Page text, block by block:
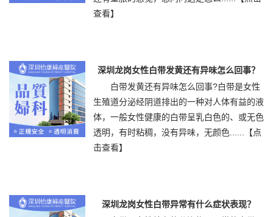
查看】
深圳龙岗女性白带发黄还有异味怎么回事？
白带发黄还有异味怎么回事?白带是女性
生殖道分泌经阴道排出的一种对人体有益的液
体，一般女性健康的白带呈乳白色的、或无色
透明，有时粘稠，没有异味，无颜色......
【点
击查看】
深圳龙岗女性白带异常有什么症状表现？